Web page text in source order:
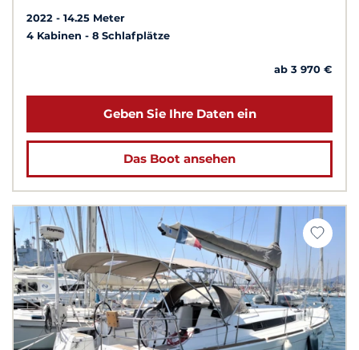
2022
14.25 Meter
4 Kabinen
8 Schlafplätze
ab 3 970 €
Geben Sie Ihre Daten ein
Das Boot ansehen